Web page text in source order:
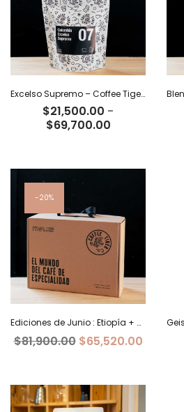
Excelso Supremo – Coffee Tiger Co
$21,500.00 -
$69,700.00Rango
desde
20%
Ediciones de Junio : Etiopía + Burundi+ Costa Rica
$81,900.00 El
era:
$81,900.00.
$65,520.00El
es: